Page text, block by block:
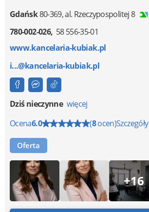
Gdańsk80-369,al. Rzeczypospolitej 8
780-002-026 58 556-35-01
www.kancelaria-kubiak.pl
i...@kancelaria-kubiak.pl
Dziś nieczynne więcej
Ocena6.0 (8ocen)Szczegóły
Oferta
+16